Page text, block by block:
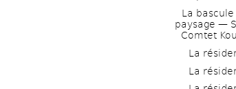
La bascule
paysage —
Comtet
La
La